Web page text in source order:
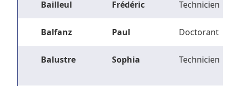
Bailleul Frédéric Technicien
Balfanz Paul Doctorant
Balustre Sophia Technicien